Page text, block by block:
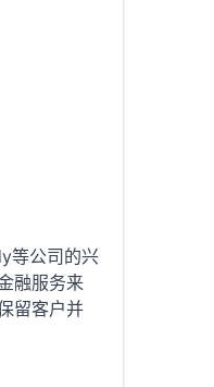
等公司的兴
融服务来
留客户并